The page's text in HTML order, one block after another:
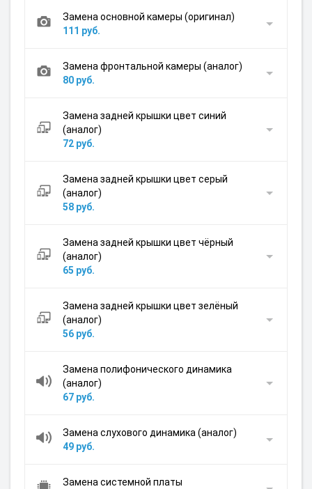
Замена основной камеры (оригинал)
111 руб.
Замена фронтальной камеры (аналог)
80 руб.
Замена задней крышки цвет синий
(аналог)
72 руб.
Замена задней крышки цвет серый
(аналог)
58 руб.
Замена задней крышки цвет чёрный
(аналог)
65 руб.
Замена задней крышки цвет зелёный
(аналог)
56 руб.
Замена полифонического динамика
(аналог)
67 руб.
Замена слухового динамика (аналог)
49 руб.
Замена системной платы